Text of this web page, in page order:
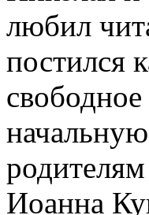
любил
постился
Иоанна